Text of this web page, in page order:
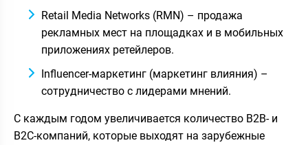
Retail Media Networks (RMN) – продажа
рекламных мест на площадках и в мобильных
приложениях ретейлеров.
Influencer-маркетинг (маркетинг влияния) –
сотрудничество с лидерами мнений.
С каждым годом увеличивается количество B2B- и
B2C-компаний, которые выходят на зарубежные